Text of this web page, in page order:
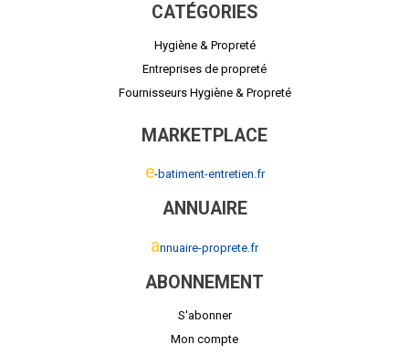
CATÉGORIES
Hygiène & Propreté
Entreprises de propreté
Fournisseurs Hygiène & Propreté
MARKETPLACE
e-batiment-entretien.fr
ANNUAIRE
annuaire-proprete.fr
ABONNEMENT
S'abonner
Mon compte